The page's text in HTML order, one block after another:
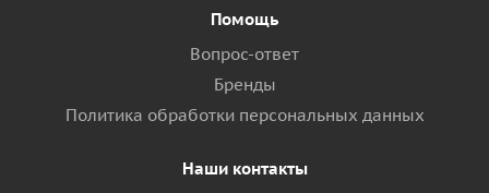
Помощь
Вопрос-ответ
Бренды
Политика обработки персональных данных
Наши контакты